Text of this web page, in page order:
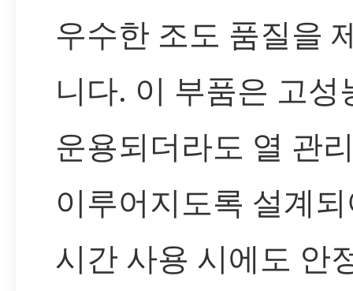
우수한 조도 품질을
니다. 이 부품은 고성
운용되더라도 열 관
이루어지도록 설계
시간 사용 시에도 안